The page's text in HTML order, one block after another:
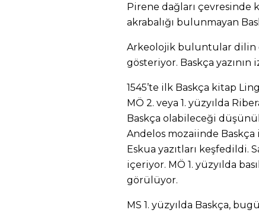
Pirene dağları çevresinde
akrabalığı bulunmayan
Arkeolojik buluntular dilin
gösteriyor. Baskça yazının
1545’te ilk Baskça kitap
MÖ 2. veya 1. yüzyılda
Baskça olabileceği
Andelos mozaiinde
Eskua yazıtları keşfedildi.
içeriyor. MÖ 1. yüzyılda
görülüyor.
MS 1. yüzyılda Baskça,